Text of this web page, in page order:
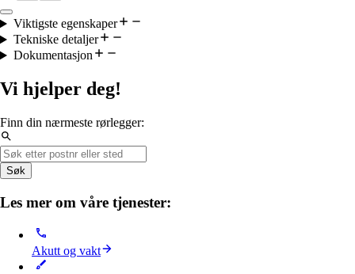
Viktigste egenskaper
Tekniske detaljer
Dokumentasjon
Vi hjelper deg!
Finn din nærmeste rørlegger:
Søk
Les mer om våre tjenester:
Akutt og vakt